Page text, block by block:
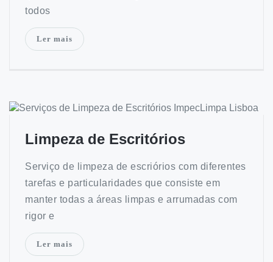
todos
Ler mais
Limpeza de Escritórios
Serviço de limpeza de escriórios com diferentes
tarefas e particularidades que consiste em
manter todas a áreas limpas e arrumadas com
rigor e
Ler mais